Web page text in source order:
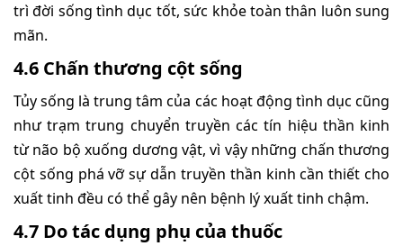
trì đời sống tình dục tốt, sức khỏe toàn thân luôn sung
mãn.
4.6 Chấn thương cột sống
Tủy sống là trung tâm của các hoạt động tình dục cũng
như trạm trung chuyển truyền các tín hiệu thần kinh
từ não bộ xuống dương vật, vì vậy những chấn thương
cột sống phá vỡ sự dẫn truyền thần kinh cần thiết cho
xuất tinh đều có thể gây nên bệnh lý xuất tinh chậm.
4.7 Do tác dụng phụ của thuốc